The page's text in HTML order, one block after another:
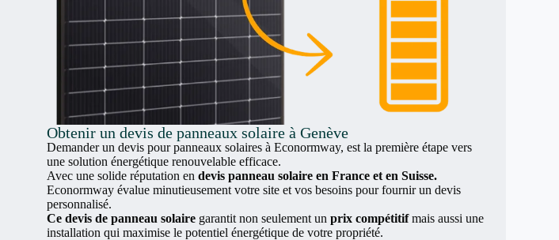
Obtenir un devis de panneaux solaire à Genève
Demander un devis pour panneaux solaires à Econormway, est la première étape vers
une solution énergétique renouvelable efficace.
Avec une solide réputation en devis panneau solaire en France et en Suisse.
Econormway évalue minutieusement votre site et vos besoins pour fournir un devis
personnalisé.
Ce devis de panneau solaire garantit non seulement un prix compétitifmais aussi une
installation qui maximise le potentiel énergétique de votre propriété.